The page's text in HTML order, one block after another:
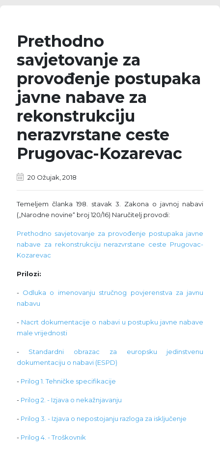
Prethodno
savjetovanje za
provođenje postupaka
javne nabave za
rekonstrukciju
nerazvrstane ceste
Prugovac-Kozarevac
20 Ožujak, 2018
Temeljem članka 198. stavak 3. Zakona o javnoj nabavi
(„Narodne novine“ broj 120/16) Naručitelj provodi:
Prethodno savjetovanje za provođenje postupaka javne
nabave za rekonstrukciju nerazvrstane ceste Prugovac-
Kozarevac
Prilozi:
- Odluka o imenovanju stručnog povjerenstva za javnu
nabavu
- Nacrt dokumentacije o nabavi u postupku javne nabave
male vrijednosti
- Standardni obrazac za europsku jedinstvenu
dokumentaciju o nabavi (ESPD)
- Prilog 1. Tehničke specifikacije
- Prilog 2. - Izjava o nekažnjavanju
- Prilog 3. - Izjava o nepostojanju razloga za isključenje
- Prilog 4. - Troškovnik